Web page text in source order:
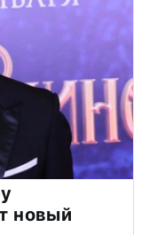
новый